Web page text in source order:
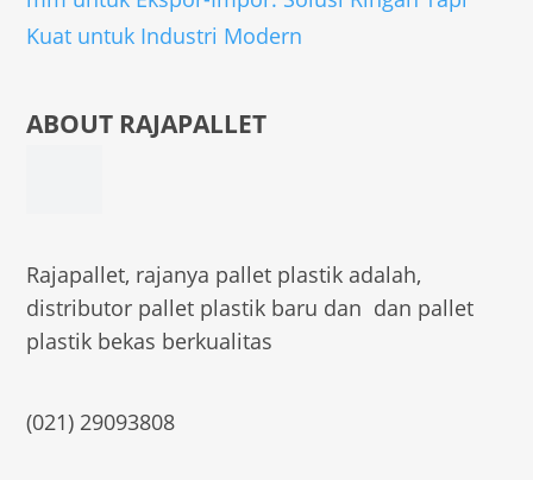
Kuat untuk Industri Modern
ABOUT RAJAPALLET
Rajapallet, rajanya pallet plastik adalah,
distributor pallet plastik baru dan dan pallet
plastik bekas berkualitas
(021) 29093808